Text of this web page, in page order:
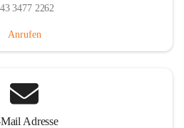
3477 2262
Anrufen
Adresse